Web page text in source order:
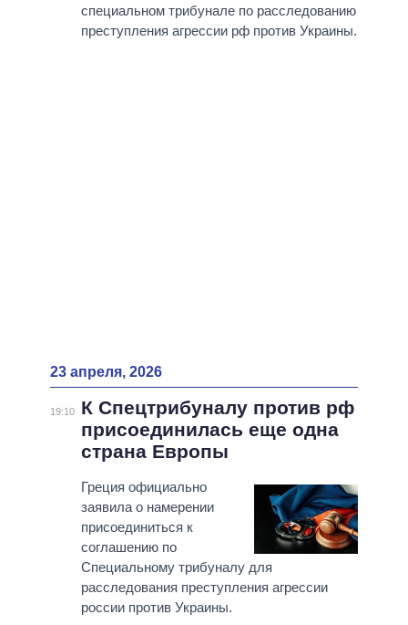
ГЛАВЫ ОБЛАДМИНИСТРАЦИЙ
МЭРЫ
СРАВНЕНИЕ ПОЛИТИКОВ
специальном трибунале по расследованию
преступления агрессии рф против Украины.
23 апреля, 2026
19:10
К Спецтрибуналу против рф
присоединилась еще одна
страна Европы
Греция официально
заявила о намерении
присоединиться к
соглашению по
Специальному трибуналу для
расследования преступления агрессии
россии против Украины.